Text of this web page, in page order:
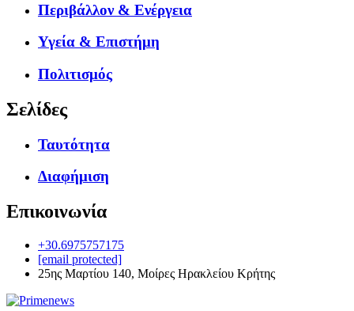
Περιβάλλον & Ενέργεια
Υγεία & Επιστήμη
Πολιτισμός
Σελίδες
Ταυτότητα
Διαφήμιση
Επικοινωνία
+30.6975757175
[email protected]
25ης Μαρτίου 140, Μοίρες Ηρακλείου Κρήτης